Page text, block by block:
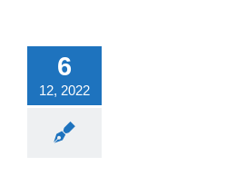
6
12, 2022